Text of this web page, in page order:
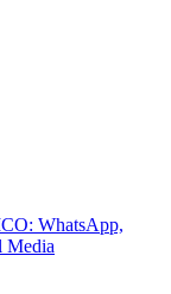
WhatsApp,
Media